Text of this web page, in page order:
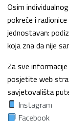
Osim
pokreće i
jednostavan:
koja zna da nije
Za sve
posjetite web
savjetovališta
Instagram
Facebook